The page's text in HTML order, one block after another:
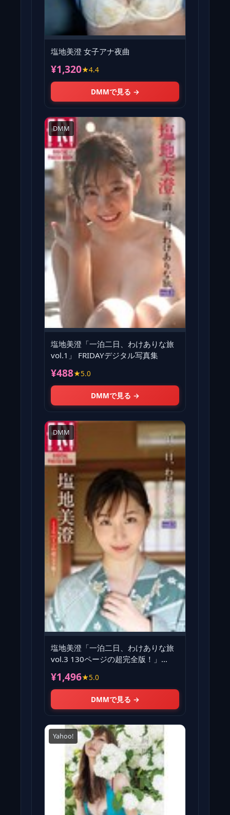
塩地美澄 女子アナ夜曲
¥1,320★4.4
DMMで見る →
DMM
塩地美澄「一泊二日、わけありな旅
vol.1」 FRIDAYデジタル写真集
¥488★5.0
DMMで見る →
DMM
塩地美澄「一泊二日、わけありな旅
vol.3 130ページの超完全版！」
¥1,496★5.0
DMMで見る →
Yahoo!